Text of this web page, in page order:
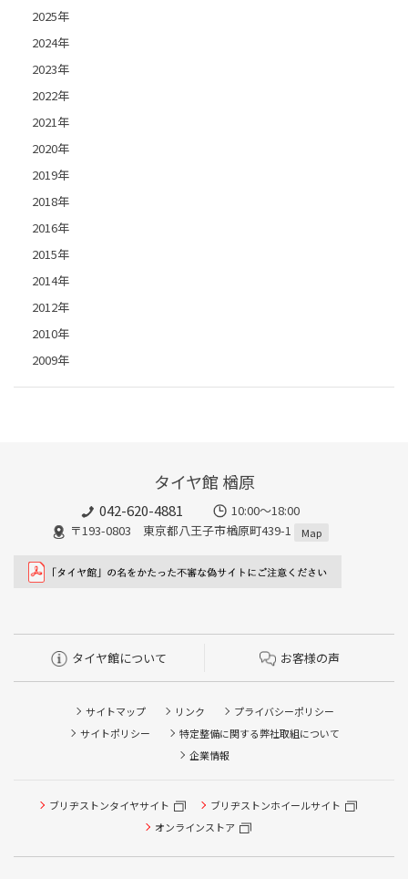
2025年
2024年
2023年
2022年
2021年
2020年
2019年
2018年
2016年
2015年
2014年
2012年
2010年
2009年
タイヤ館 楢原
042-620-4881
10:00～18:00
〒193-0803 東京都八王子市楢原町439-1
Map
タイヤ館について お客様の声
サイトマップ リンク
プライバシーポリシー
サイトポリシー
特定整備に関する弊社取組について
企業情報
ブリヂストンタイヤサイト
ブリヂストンホイールサイト
オンラインストア